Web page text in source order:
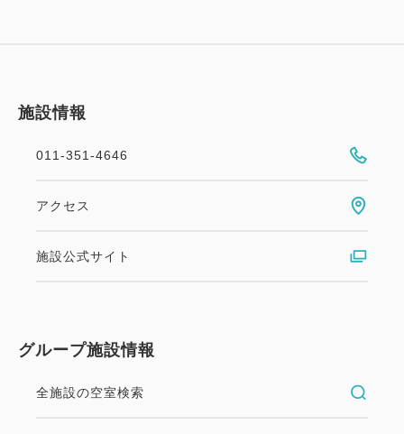
施設情報
011-351-4646
アクセス
施設公式サイト
グループ施設情報
全施設の空室検索